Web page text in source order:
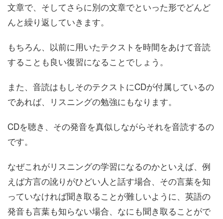
文章で、そしてさらに別の文章でといった形でどんど
んと繰り返していきます。
もちろん、以前に用いたテクストを時間をあけて音読
することも良い復習になることでしょう。
また、音読はもしそのテクストにCDが付属しているの
であれば、リスニングの勉強にもなります。
CDを聴き、その発音を真似しながらそれを音読するの
です。
なぜこれがリスニングの学習になるのかといえば、例
えば方言の訛りがひどい人と話す場合、その言葉を知
っていなければ聞き取ることが難しいように、英語の
発音も言葉も知らない場合、なにも聞き取ることがで